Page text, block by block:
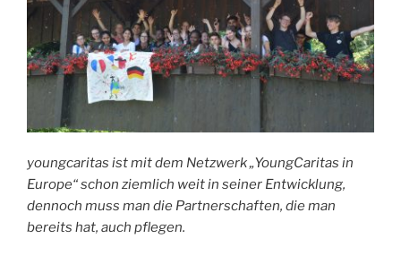
youngcaritas ist mit dem Netzwerk „YoungCaritas in
Europe“ schon ziemlich weit in seiner Entwicklung,
dennoch muss man die Partnerschaften, die man
bereits hat, auch pflegen.